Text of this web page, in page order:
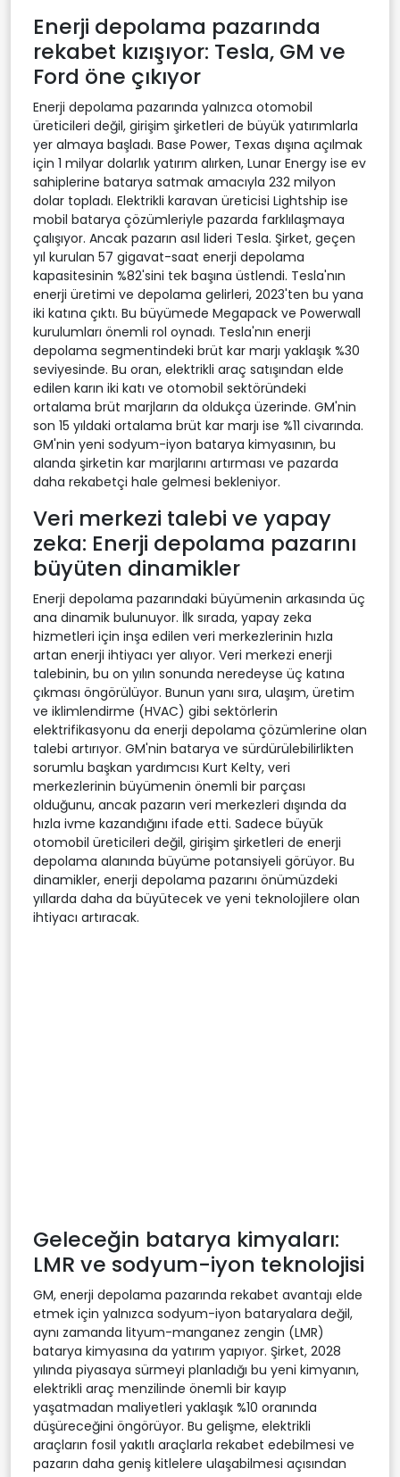
Enerji depolama pazarında
rekabet kızışıyor: Tesla, GM ve
Ford öne çıkıyor
Enerji depolama pazarında yalnızca otomobil
üreticileri değil, girişim şirketleri de büyük yatırımlarla
yer almaya başladı. Base Power, Texas dışına açılmak
için 1 milyar dolarlık yatırım alırken, Lunar Energy ise ev
sahiplerine batarya satmak amacıyla 232 milyon
dolar topladı. Elektrikli karavan üreticisi Lightship ise
mobil batarya çözümleriyle pazarda farklılaşmaya
çalışıyor. Ancak pazarın asıl lideri Tesla. Şirket, geçen
yıl kurulan 57 gigavat-saat enerji depolama
kapasitesinin %82'sini tek başına üstlendi. Tesla'nın
enerji üretimi ve depolama gelirleri, 2023'ten bu yana
iki katına çıktı. Bu büyümede Megapack ve Powerwall
kurulumları önemli rol oynadı. Tesla'nın enerji
depolama segmentindeki brüt kar marjı yaklaşık %30
seviyesinde. Bu oran, elektrikli araç satışından elde
edilen karın iki katı ve otomobil sektöründeki
ortalama brüt marjların da oldukça üzerinde. GM'nin
son 15 yıldaki ortalama brüt kar marjı ise %11 civarında.
GM'nin yeni sodyum-iyon batarya kimyasının, bu
alanda şirketin kar marjlarını artırması ve pazarda
daha rekabetçi hale gelmesi bekleniyor.
Veri merkezi talebi ve yapay
zeka: Enerji depolama pazarını
büyüten dinamikler
Enerji depolama pazarındaki büyümenin arkasında üç
ana dinamik bulunuyor. İlk sırada, yapay zeka
hizmetleri için inşa edilen veri merkezlerinin hızla
artan enerji ihtiyacı yer alıyor. Veri merkezi enerji
talebinin, bu on yılın sonunda neredeyse üç katına
çıkması öngörülüyor. Bunun yanı sıra, ulaşım, üretim
ve iklimlendirme (HVAC) gibi sektörlerin
elektrifikasyonu da enerji depolama çözümlerine olan
talebi artırıyor. GM'nin batarya ve sürdürülebilirlikten
sorumlu başkan yardımcısı Kurt Kelty, veri
merkezlerinin büyümenin önemli bir parçası
olduğunu, ancak pazarın veri merkezleri dışında da
hızla ivme kazandığını ifade etti. Sadece büyük
otomobil üreticileri değil, girişim şirketleri de enerji
depolama alanında büyüme potansiyeli görüyor. Bu
dinamikler, enerji depolama pazarını önümüzdeki
yıllarda daha da büyütecek ve yeni teknolojilere olan
ihtiyacı artıracak.
Geleceğin batarya kimyaları:
LMR ve sodyum-iyon teknolojisi
GM, enerji depolama pazarında rekabet avantajı elde
etmek için yalnızca sodyum-iyon bataryalara değil,
aynı zamanda lityum-manganez zengin (LMR)
batarya kimyasına da yatırım yapıyor. Şirket, 2028
yılında piyasaya sürmeyi planladığı bu yeni kimyanın,
elektrikli araç menzilinde önemli bir kayıp
yaşatmadan maliyetleri yaklaşık %10 oranında
düşüreceğini öngörüyor. Bu gelişme, elektrikli
araçların fosil yakıtlı araçlarla rekabet edebilmesi ve
pazarın daha geniş kitlelere ulaşabilmesi açısından